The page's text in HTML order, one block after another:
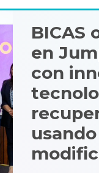
BICAS
en
con